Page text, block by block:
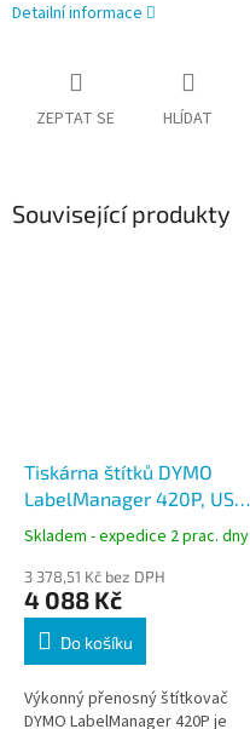
Detailní informace
ZEPTAT SE HLÍDAT
Související produkty
Tiskárna štítků DYMO
LabelManager 420P, USB,
ABC, dobíjecí, D1 6–19 mm
Skladem - expedice 2 prac. dny
3 378,51 Kč bez DPH
4 088 Kč
Do košíku
Výkonný přenosný štítkovač
DYMO LabelManager 420P je